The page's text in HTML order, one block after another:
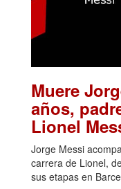
Muere
años,
Lionel
Jorge Messi
carrera de Lionel,
sus etapas en